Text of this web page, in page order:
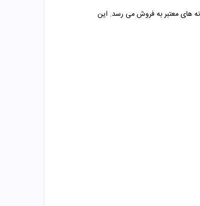
داروخانه های معتبر به فروش می رسد. این